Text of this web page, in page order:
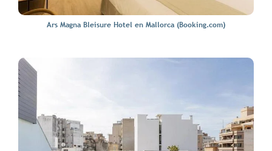
Ars Magna Bleisure Hotel en Mallorca (Booking.com)